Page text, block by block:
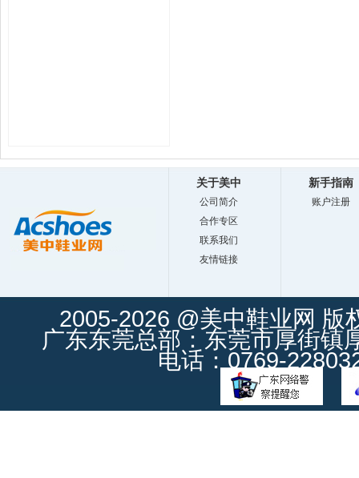
关于美中
公司简介
合作专区
联系我们
友情链接
新手指南
账户注册
2005-2026 @美中鞋业网 版
广东东莞总部：东莞市厚街镇
电话：0769-